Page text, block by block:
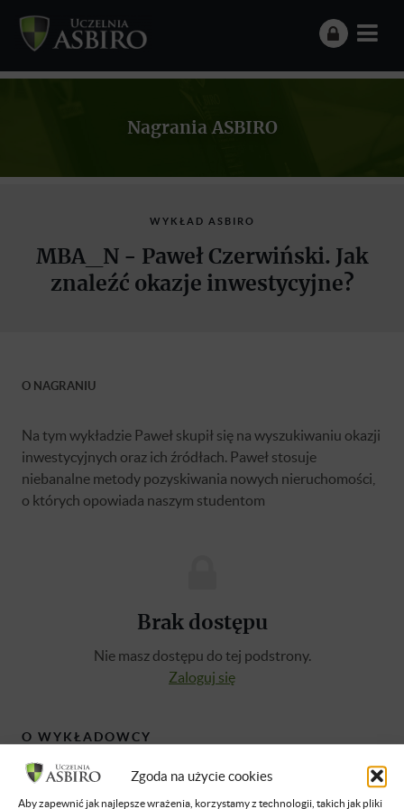
Zgoda na użycie cookies
Aby zapewnić jak najlepsze wrażenia, korzystamy z technologii, takich jak pliki
Nagrania ASBIRO
WYKŁAD ASBIRO
MBA_N - Paweł Czerwiński. Jak
znaleźć okazje inwestycyjne?
O NAGRANIU
Na tym wykładzie Paweł skupił się na wyszukiwaniu okazji
inwestycyjnych oraz ich źródłach. Paweł stosuje
niebanalne metody pozyskiwania nowych nieruchomości,
o których opowiada naszym studentom
Brak dostępu
Nie masz dostępu do tej podstrony.
Zaloguj się
O WYKŁADOWCY
Paweł Czerwiński